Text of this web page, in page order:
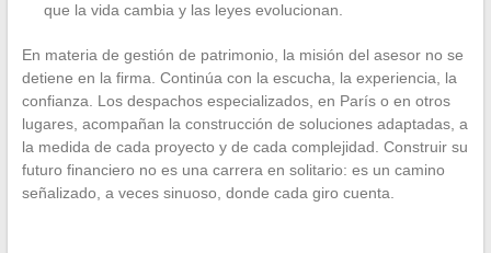
que la vida cambia y las leyes evolucionan.
En materia de gestión de patrimonio, la misión del asesor no se
detiene en la firma. Continúa con la escucha, la experiencia, la
confianza. Los despachos especializados, en París o en otros
lugares, acompañan la construcción de soluciones adaptadas, a
la medida de cada proyecto y de cada complejidad. Construir su
futuro financiero no es una carrera en solitario: es un camino
señalizado, a veces sinuoso, donde cada giro cuenta.